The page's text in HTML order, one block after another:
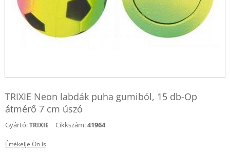
TRIXIE Neon labdák puha gumiból, 15 db-Op
átmérő 7 cm úszó
Gyártó:TRIXIE Cikkszám:41964
Értékelje Ön is